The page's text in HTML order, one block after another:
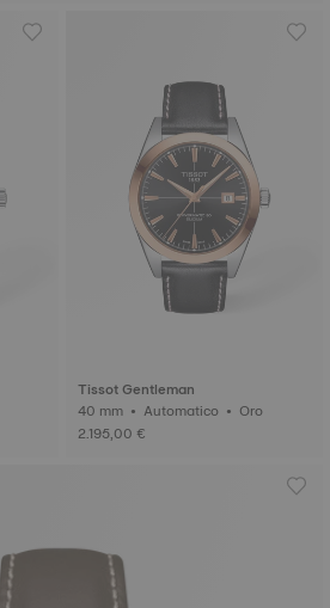
Tissot Gentleman
40 mm • Automatico • Oro
2.195,00 €